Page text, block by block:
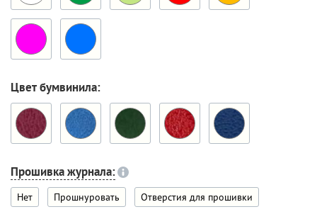
Цвет бумвинила:
Прошивка журнала:
Нет Прошнуровать Отверстия для прошивки